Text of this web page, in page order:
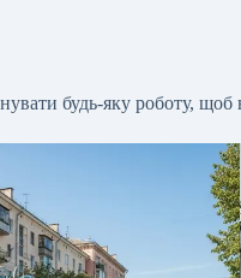
будь-яку роботу, щоб